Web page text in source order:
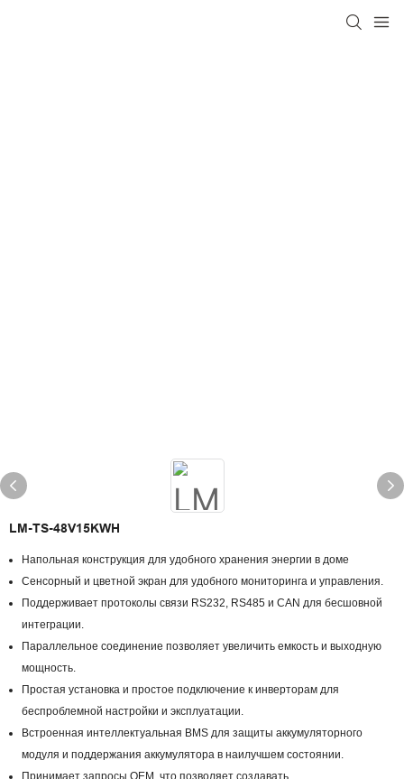
LM-TS-48V15KWH
Напольная конструкция для удобного хранения энергии в доме
Сенсорный и цветной экран для удобного мониторинга и управления.
Поддерживает протоколы связи RS232, RS485 и CAN для бесшовной
интеграции.
Параллельное соединение позволяет увеличить емкость и выходную
мощность.
Простая установка и простое подключение к инверторам для
беспроблемной настройки и эксплуатации.
Встроенная интеллектуальная BMS для защиты аккумуляторного
модуля и поддержания аккумулятора в наилучшем состоянии.
Принимает запросы OEM, что позволяет создавать